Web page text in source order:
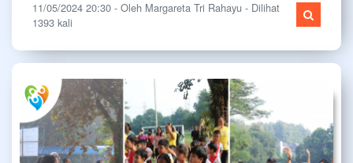
11/05/2024 20:30 - Oleh Margareta Tri Rahayu - Dilihat
1393 kali